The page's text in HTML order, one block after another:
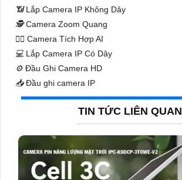
📶Lắp Camera IP Không Dây
🕵️Camera Zoom Quang
🧛‍♀️ Camera Tích Hợp AI
💻 Lắp Camera IP Có Dây
⚙️ Đầu Ghi Camera HD
📥Đầu ghi camera IP
TIN TỨC LIÊN QUAN